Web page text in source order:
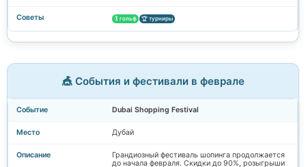
🏌️ гольф 🏆 турниры
🎪 События и фестивали в феврале
Dubai Shopping Festival
Дубай
Грандиозный фестиваль шопинга продолжается
до начала февраля. Скидки до 90%, розыгрыши